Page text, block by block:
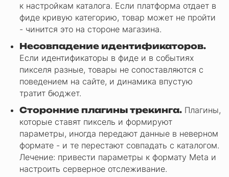
к настройкам каталога. Если платформа отдает в
фиде кривую категорию, товар может не пройти
- чинится это на стороне магазина.
Несовпадение идентификаторов.
Если идентификаторы в фиде и в событиях
пикселя разные, товары не сопоставляются с
поведением на сайте, и динамика впустую
тратит бюджет.
Сторонние плагины трекинга. Плагины,
которые ставят пиксель и формируют
параметры, иногда передают данные в неверном
формате - и те перестают совпадать с каталогом.
Лечение: привести параметры к формату Meta и
настроить серверное отслеживание.